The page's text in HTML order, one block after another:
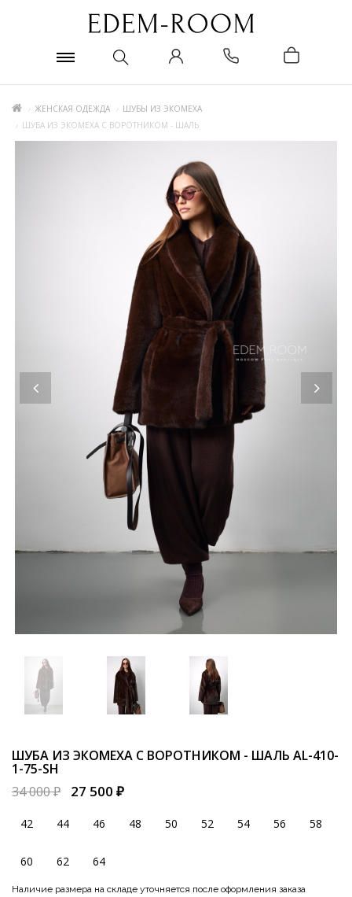
ЖЕНСКАЯ ОДЕЖДА
ШУБЫ ИЗ ЭКОМЕХА
ШУБА ИЗ ЭКОМЕХА С ВОРОТНИКОМ - ШАЛЬ
ШУБА ИЗ ЭКОМЕХА С ВОРОТНИКОМ - ШАЛЬ AL-410-
1-75-SH
34 000 ₽
27 500 ₽
42 44 46 48 50 52 54 56 58
60 62 64
Наличие размера на складе уточняется после оформления заказа